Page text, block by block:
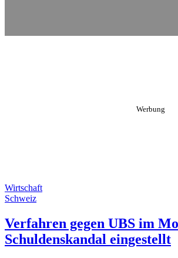
Wirtschaft
Schweiz
Verfahren gegen UBS im
Schuldenskandal eingestellt